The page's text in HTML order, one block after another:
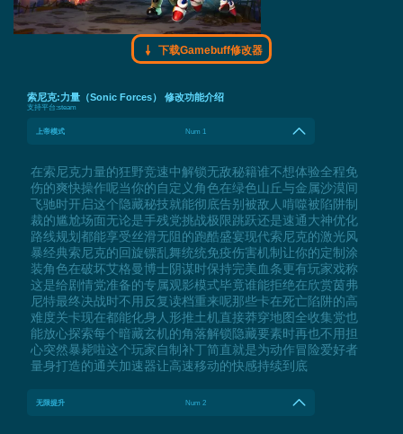
下载Gamebuff修改器
索尼克:力量（Sonic Forces） 修改功能介绍
支持平台:steam
上帝模式 Num 1
在索尼克力量的狂野竞速中解锁无敌秘籍谁不想体验全程免
伤的爽快操作呢当你的自定义角色在绿色山丘与金属沙漠间
飞驰时开启这个隐藏秘技就能彻底告别被敌人啃噬被陷阱制
裁的尴尬场面无论是手残党挑战极限跳跃还是速通大神优化
路线规划都能享受丝滑无阻的跑酷盛宴现代索尼克的激光风
暴经典索尼克的回旋镖乱舞统统免疫伤害机制让你的定制涂
装角色在破坏艾格曼博士阴谋时保持完美血条更有玩家戏称
这是给剧情党准备的专属观影模式毕竟谁能拒绝在欣赏茵弗
尼特最终决战时不用反复读档重来呢那些卡在死亡陷阱的高
难度关卡现在都能化身人形推土机直接莽穿地图全收集党也
能放心探索每个暗藏玄机的角落解锁隐藏要素时再也不用担
心突然暴毙啦这个玩家自制补丁简直就是为动作冒险爱好者
量身打造的通关加速器让高速移动的快感持续到底
无限提升 Num 2